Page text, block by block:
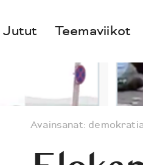
Jutut Teemaviikot
Avainsanat: